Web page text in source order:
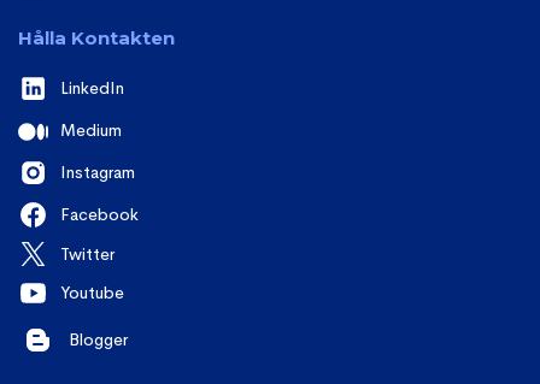
Hålla Kontakten
LinkedIn
Medium
Instagram
Facebook
Twitter
Youtube
Blogger